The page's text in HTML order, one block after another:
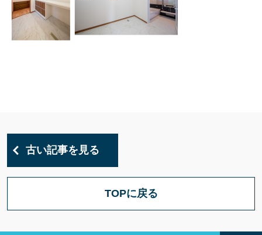
古い記事を見る
TOPに戻る